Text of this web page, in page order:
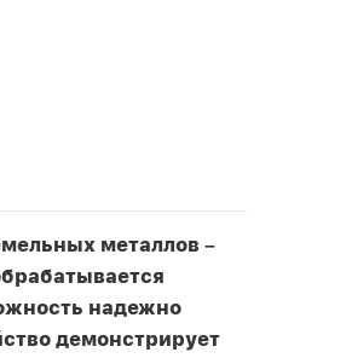
металлов –
надежно
демонстрирует